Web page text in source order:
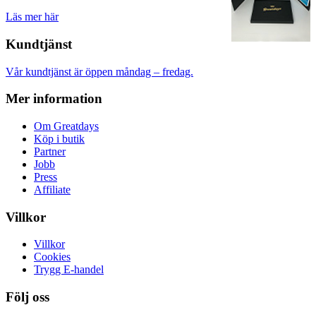
Läs mer här
Kundtjänst
Vår kundtjänst är öppen måndag – fredag.
Mer information
Om Greatdays
Köp i butik
Partner
Jobb
Press
Affiliate
Villkor
Villkor
Cookies
Trygg E-handel
Följ oss